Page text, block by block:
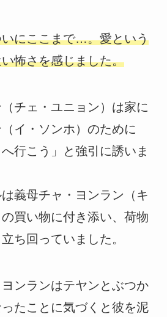
にここまで…。愛という
怖さを感じました。
チェ・ユニョン）は家に
イ・ソンホ）のために
へ行こう」と強引に誘いま
義母チャ・ヨンラン（キ
買い物に付き添い、荷物
ち回っていました。
ンランはテヤンとぶつか
たことに気づくと彼を泥